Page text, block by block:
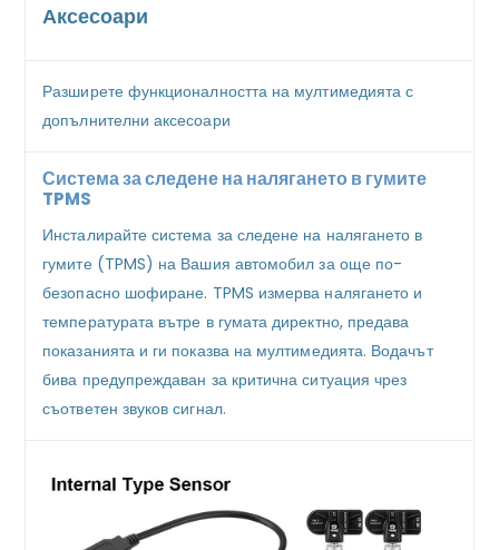
Аксесоари
Разширете функционалността на мултимедията с
допълнителни аксесоари
Система за следене на налягането в гумите
TPMS
Инсталирайте система за следене на налягането в
гумите (TPMS) на Вашия автомобил за още по-
безопасно шофиране. TPMS измерва налягането и
температурата вътре в гумата директно, предава
показанията и ги показва на мултимедията. Водачът
бива предупреждаван за критична ситуация чрез
съответен звуков сигнал.